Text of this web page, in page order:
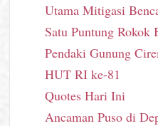
Utama Mitigasi
Satu Puntung Rokok
Pendaki Gunung
HUT RI ke-81
Quotes Hari Ini
Ancaman Puso di